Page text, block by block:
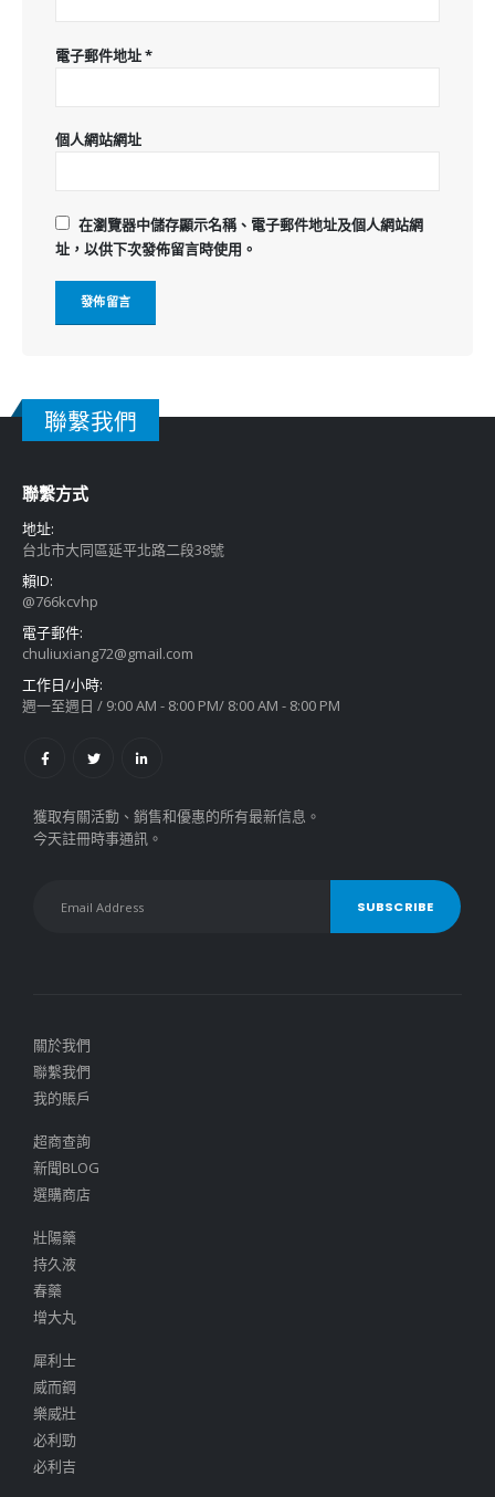
電子郵件地址*
個人網站網址
在瀏覽器中儲存顯示名稱、電子郵件地址及個人網站網
址，以供下次發佈留言時使用。
聯繫我們
聯繫方式
地址:
台北市大同區延平北路二段38號
賴ID:
@766kcvhp
電子郵件:
chuliuxiang72@gmail.com
工作日/小時:
週一至週日 / 9:00 AM - 8:00 PM/ 8:00 AM - 8:00 PM
獲取有關活動、銷售和優惠的所有最新信息。
今天註冊時事通訊。
關於我們
聯繫我們
我的賬戶
超商查詢
新聞BLOG
選購商店
壯陽藥
持久液
春藥
增大丸
犀利士
威而鋼
樂威壯
必利勁
必利吉